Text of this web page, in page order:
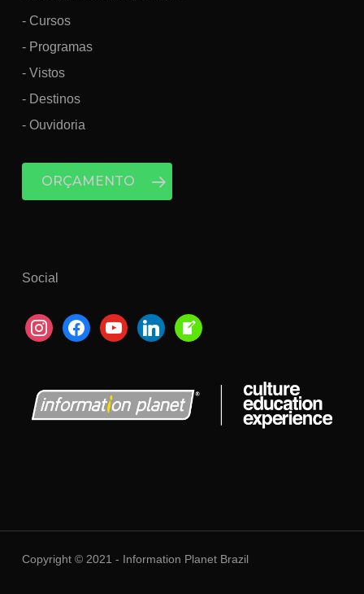
- Cursos
- Programas
- Vistos
- Destinos
- Ouvidoria
ORÇAMENTO
Social
instagramfacebookyoutubelinkedinwelcome-
Copyright © 2021 - Information Planet Brazil